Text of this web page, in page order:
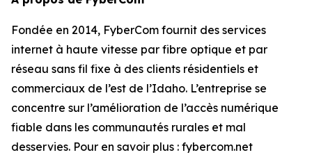
Fondée en 2014, FyberCom fournit des services
internet à haute vitesse par fibre optique et par
réseau sans fil fixe à des clients résidentiels et
commerciaux de l’est de l’Idaho. L’entreprise se
concentre sur l’amélioration de l’accès numérique
fiable dans les communautés rurales et mal
desservies. Pour en savoir plus : fybercom.net